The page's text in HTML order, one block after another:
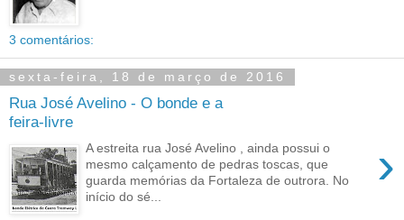
3 comentários:
sexta-feira, 18 de março de 2016
Rua José Avelino - O bonde e a
feira-livre
›
A estreita rua José Avelino , ainda possui o
mesmo calçamento de pedras toscas, que
guarda memórias da Fortaleza de outrora. No
início do sé...